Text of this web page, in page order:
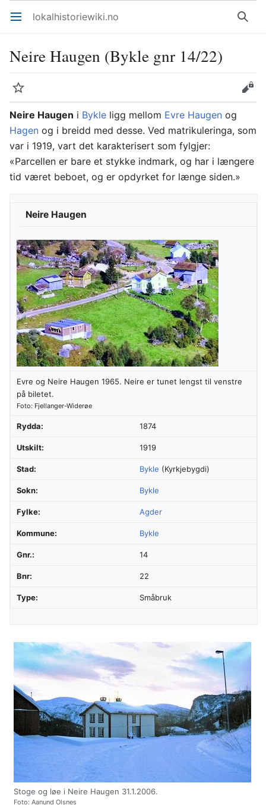
Åpne hovedmenyen lokalhistoriewiki.no Søk
Neire Haugen (Bykle gnr 14/22)
Overvåk
Rediger
Neire Haugen i Bykle ligg mellom Evre Haugen og
Hagen og i breidd med desse. Ved matrikuleringa, som
var i 1919, vart det karakterisert som fylgjer:
«Parcellen er bare et stykke indmark, og har i længere
tid været beboet, og er opdyrket for længe siden.»
Neire Haugen
Evre og Neire Haugen 1965. Neire er tunet lengst til venstre
på biletet.
Foto: Fjellanger-Widerøe
Rydda: 1874
Utskilt: 1919
Stad: Bykle (Kyrkjebygdi)
Sokn: Bykle
Fylke: Agder
Kommune: Bykle
Gnr.: 14
Bnr: 22
Type: Småbruk
Stoge og løe i Neire Haugen 31.1.2006.
Foto: Aanund Olsnes